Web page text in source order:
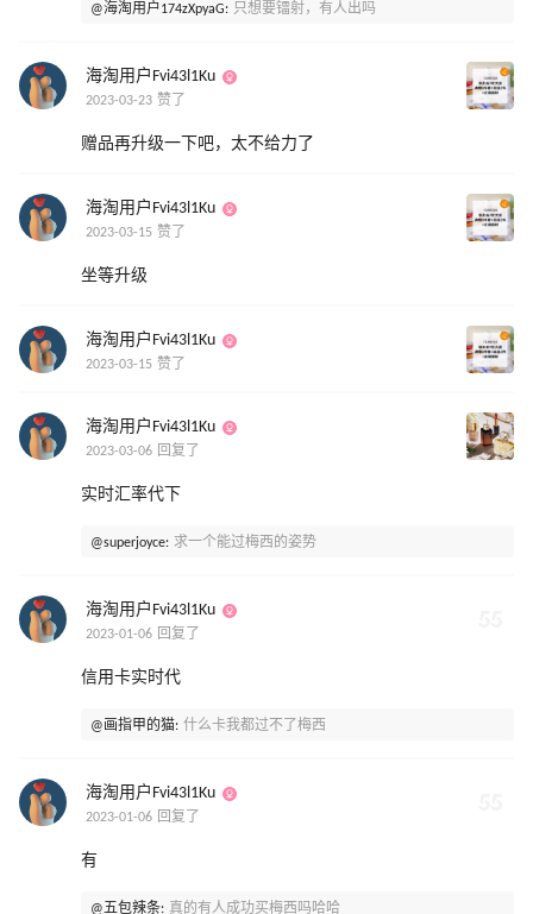
@海淘用户174zXpyaG: 只想要镭射，有人出吗
海淘用户Fvi43l1Ku
2023-03-23 赞了
赠品再升级一下吧，太不给力了
海淘用户Fvi43l1Ku
2023-03-15 赞了
坐等升级
海淘用户Fvi43l1Ku
2023-03-15 赞了
海淘用户Fvi43l1Ku
2023-03-06 回复了
实时汇率代下
@superjoyce: 求一个能过梅西的姿势
海淘用户Fvi43l1Ku
2023-01-06 回复了
信用卡实时代
@画指甲的猫: 什么卡我都过不了梅西
海淘用户Fvi43l1Ku
2023-01-06 回复了
有
@五包辣条: 真的有人成功买梅西吗哈哈